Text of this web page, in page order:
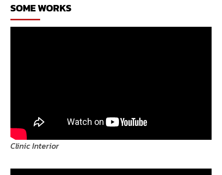
SOME WORKS
Clinic Interior